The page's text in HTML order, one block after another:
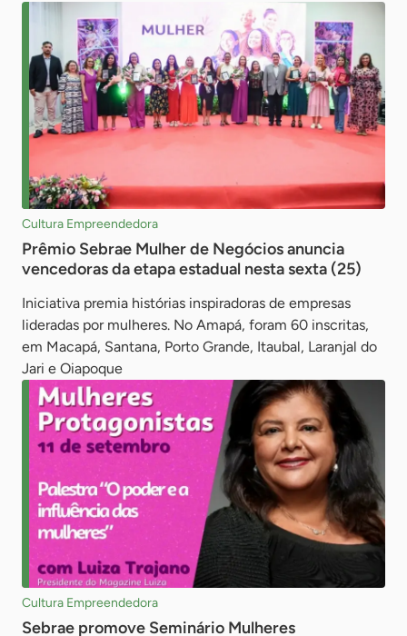
Cultura Empreendedora
Prêmio Sebrae Mulher de Negócios anuncia
vencedoras da etapa estadual nesta sexta (25)
Iniciativa premia histórias inspiradoras de empresas
lideradas por mulheres. No Amapá, foram 60 inscritas,
em Macapá, Santana, Porto Grande, Itaubal, Laranjal do
Jari e Oiapoque
Cultura Empreendedora
Sebrae promove Seminário Mulheres